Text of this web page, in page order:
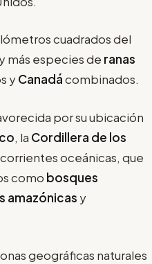
cuadrados del
más especies de ranas
yCanadácombinados.
por su ubicación
, la Cordillera de los
oceánicas, que
como bosques
amazónicas y
geográficas naturales